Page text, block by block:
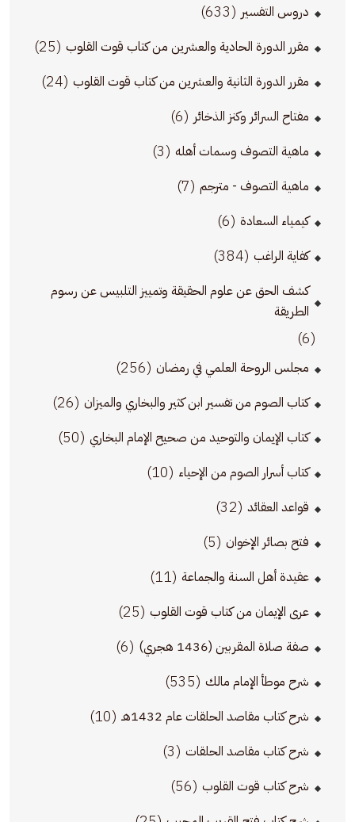
دروس التفسير (633)
مقرر الدورة الحادية والعشرين من كتاب قوت القلوب (25)
مقرر الدورة الثانية والعشرين من كتاب قوت القلوب (24)
مفتاح السرائر وكنز الذخائر (6)
ماهية التصوف وسمات أهله (3)
ماهية التصوف - مترجم (7)
كيمياء السعادة (6)
كفاية الراغب (384)
كشف الحق عن علوم الحقيقة وتمييز التلبيس عن رسوم
الطريقة
(6)
مجلس الروحة العلمي في رمضان (256)
كتاب الصوم من تفسير ابن كثير والبخاري والميزان (26)
كتاب الإيمان والتوحيد من صحيح الإمام البخاري (50)
كتاب أسرار الصوم من الإحياء (10)
قواعد العقائد (32)
فتح بصائر الإخوان (5)
عقيدة أهل السنة والجماعة (11)
عرى الإيمان من كتاب قوت القلوب (25)
صفة صلاة المقربين (1436 هجري) (6)
شرح موطأ الإمام مالك (535)
شرح كتاب مقاصد الحلقات عام 1432هـ (10)
شرح كتاب مقاصد الحلقات (3)
شرح كتاب قوت القلوب (56)